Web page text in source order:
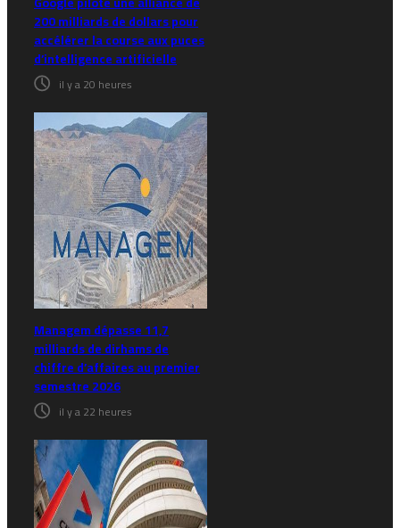
200 milliards de dollars pour
accélérer la course aux puces
d’intelligence artificielle
il y a 20 heures
Managem dépasse 11,7
milliards de dirhams de
chiffre d’affaires au premier
semestre 2026
il y a 22 heures